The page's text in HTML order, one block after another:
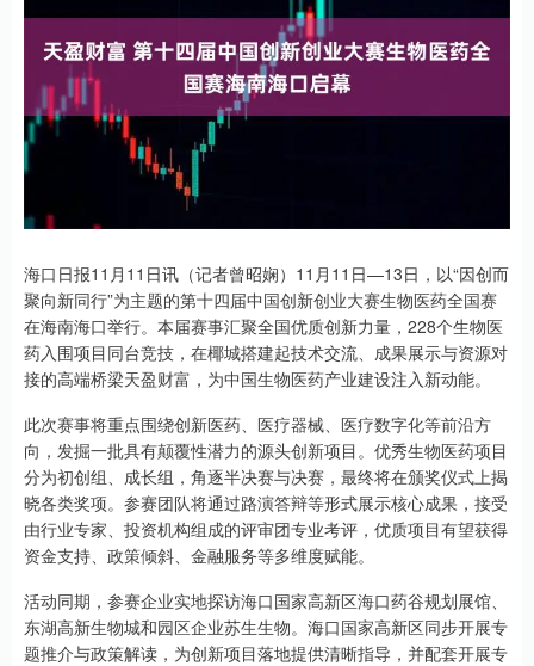
海口日报11月11日讯（记者曾昭娴）11月11日—13日，以“因创而
聚向新同行”为主题的第十四届中国创新创业大赛生物医药全国赛
在海南海口举行。本届赛事汇聚全国优质创新力量，228个生物医
药入围项目同台竞技，在椰城搭建起技术交流、成果展示与资源对
接的高端桥梁天盈财富，为中国生物医药产业建设注入新动能。
此次赛事将重点围绕创新医药、医疗器械、医疗数字化等前沿方
向，发掘一批具有颠覆性潜力的源头创新项目。优秀生物医药项目
分为初创组、成长组，角逐半决赛与决赛，最终将在颁奖仪式上揭
晓各类奖项。参赛团队将通过路演答辩等形式展示核心成果，接受
由行业专家、投资机构组成的评审团专业考评，优质项目有望获得
资金支持、政策倾斜、金融服务等多维度赋能。
活动同期，参赛企业实地探访海口国家高新区海口药谷规划展馆、
东湖高新生物城和园区企业苏生生物。海口国家高新区同步开展专
题推介与政策解读，为创新项目落地提供清晰指导，并配套开展专